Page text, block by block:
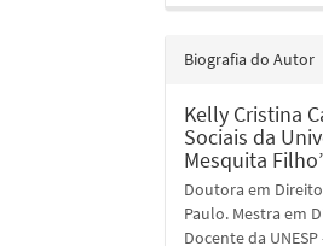
Biografia do Autor
Kelly Cristina
Sociais da
Mesquita
Doutora em
Paulo. Mestra em
Docente da